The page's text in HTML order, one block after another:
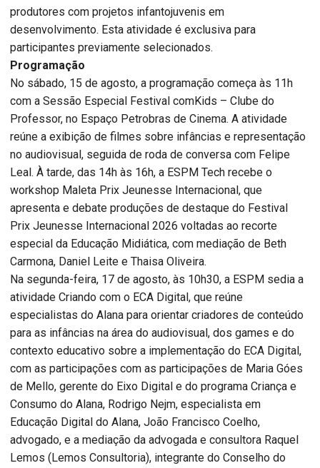
produtores com projetos infantojuvenis em
desenvolvimento. Esta atividade é exclusiva para
participantes previamente selecionados.
Programação
No sábado, 15 de agosto, a programação começa às 11h
com a Sessão Especial Festival comKids – Clube do
Professor, no Espaço Petrobras de Cinema. A atividade
reúne a exibição de filmes sobre infâncias e representação
no audiovisual, seguida de roda de conversa com Felipe
Leal. À tarde, das 14h às 16h, a ESPM Tech recebe o
workshop Maleta Prix Jeunesse Internacional, que
apresenta e debate produções de destaque do Festival
Prix Jeunesse Internacional 2026 voltadas ao recorte
especial da Educação Midiática, com mediação de Beth
Carmona, Daniel Leite e Thaisa Oliveira.
Na segunda-feira, 17 de agosto, às 10h30, a ESPM sedia a
atividade Criando com o ECA Digital, que reúne
especialistas do Alana para orientar criadores de conteúdo
para as infâncias na área do audiovisual, dos games e do
contexto educativo sobre a implementação do ECA Digital,
com as participações com as participações de Maria Góes
de Mello, gerente do Eixo Digital e do programa Criança e
Consumo do Alana, Rodrigo Nejm, especialista em
Educação Digital do Alana, João Francisco Coelho,
advogado, e a mediação da advogada e consultora Raquel
Lemos (Lemos Consultoria), integrante do Conselho do